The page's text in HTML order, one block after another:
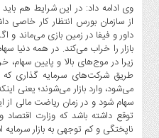
وی ادامه داد: در این شرایط هم
از سازمان بورس انتظار کار خاصی
داور و فیفا در زمین بازی می‌ماند
بازار را خراب می‌کند. در همه دنیا
زیرا در موج‌های بالا و پایین سهام،
طریق شرکت‌های سرمایه گذاری
می‌شود، وارد بازار می‌شوند؛ یعنی
سهام شود و در زمان ریاضت مالی از
توقع داشته باشد که وزارت
ناپختگی و کم توجهی به بازار